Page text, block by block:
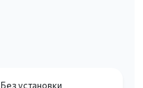
Без установки